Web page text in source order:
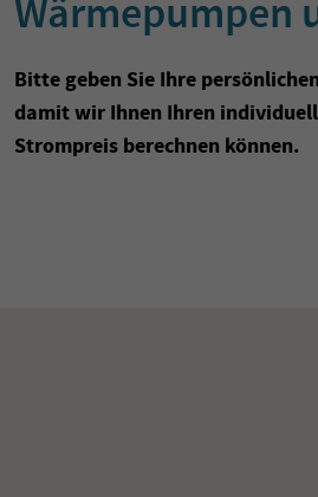
Wärmepumpen
Bitte geben Sie Ihre
damit wir Ihnen Ihren
Strompreis berechnen können.